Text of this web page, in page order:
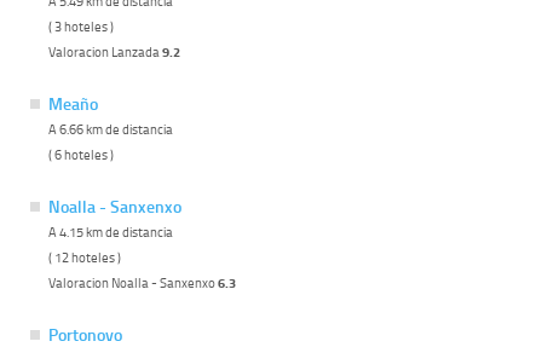
( 3 hoteles )
Valoracion Lanzada 9.2
Meaño
A 6.66 km de distancia
( 6 hoteles )
Noalla - Sanxenxo
A 4.15 km de distancia
( 12 hoteles )
Valoracion Noalla - Sanxenxo6.3
Portonovo